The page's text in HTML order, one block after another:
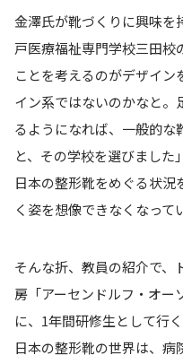
金澤氏が靴づくりに興味を
戸医療福祉専門学校三田
ことを考えるのがデザイン
イン系ではないのかなと
るようになれば、一般的な
と、その学校を選びまし
日本の整形靴をめぐる状
く姿を想像できなくなって
そんな折、教員の紹介で、
房「アーセンドルフ・オー
に、1年間研修生として行
日本の整形靴の世界は、病